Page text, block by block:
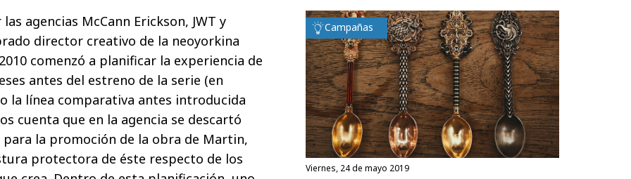
agencias McCann Erickson, JWT y
director creativo de la neoyorkina
comenzó a planificar la experiencia de
antes del estreno de la serie (en
la línea comparativa antes introducida
cuenta que en la agencia se descartó
la promoción de la obra de Martin,
protectora de éste respecto de los
Campañas
viernes, 24 de mayo 2019